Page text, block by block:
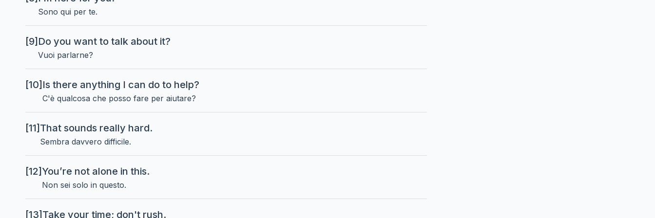
Sono qui per te.
[9] Do you want to talk about it?
Vuoi parlarne?
[10] Is there anything I can do to help?
C'è qualcosa che posso fare per aiutare?
[11] That sounds really hard.
Sembra davvero difficile.
[12] You’re not alone in this.
Non sei solo in questo.
[13] Take your time; don't rush.